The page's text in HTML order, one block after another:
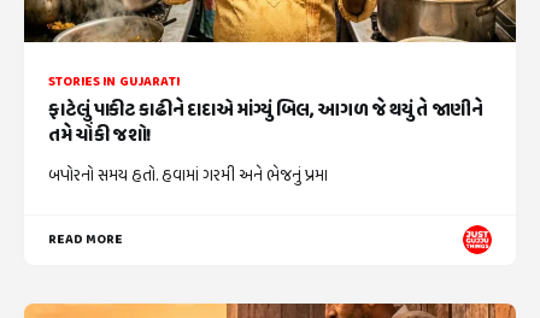
STORIES IN GUJARATI
ફાટેલું પાકીટ કાઢીને દાદાએ માંગ્યું બિલ, આગળ જે થયું તે જાણીને
તમે ચોંકી જશો!
બપોરનો સમય હતો. હવામાં ગરમી અને ભેજનું પ્રમા
READ MORE